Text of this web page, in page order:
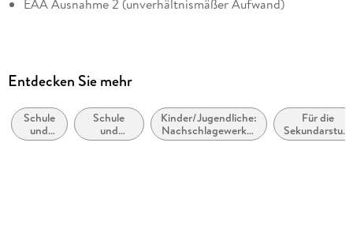
mit Wasserzeichen versehen
Family Sharing
Ja
EAA Ausnahme 2 (unverhältnismäßer Aufwand)
Entdecken Sie mehr
Schule
und
Lernen:
Schule
und
Lernen:
Kinder/Jugendliche:
Nachschlagewerke:
Fachspezifische
Für die
Sekundarstufe
II